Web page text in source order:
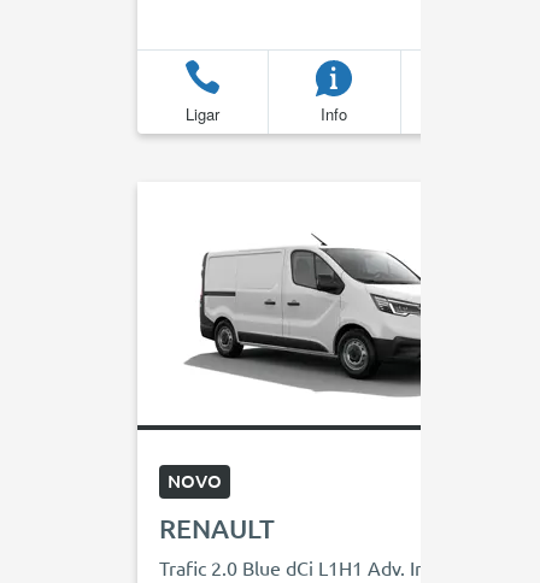
Ligar Info
NOVO
RENAULT
Trafic 2.0 Blue dCi L1H1 Adv. Increased